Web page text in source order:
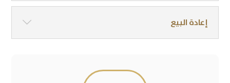
إعادة البيع